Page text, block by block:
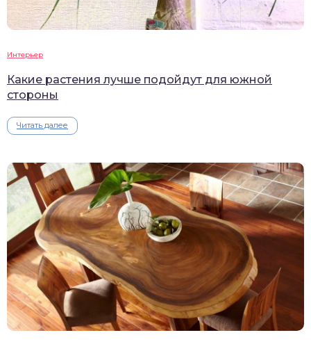
Интерьер
Какие растения лучше подойдут для южной
стороны
Читать далее